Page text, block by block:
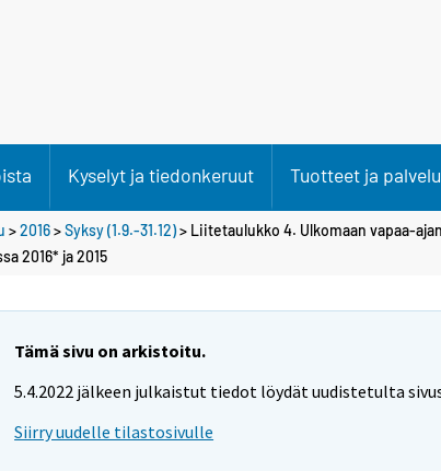
Kyselyt ja tiedonkeruut Tuotteet ja
>2016>Syksy (1.9.-31.12)> Liitetaulukko 4. Ulkomaan vapaa-
2016* ja 2015
Tämä sivu on arkistoitu.
5.4.2022 jälkeen julkaistut tiedot löydät uudistetulta
Siirry uudelle tilastosivulle